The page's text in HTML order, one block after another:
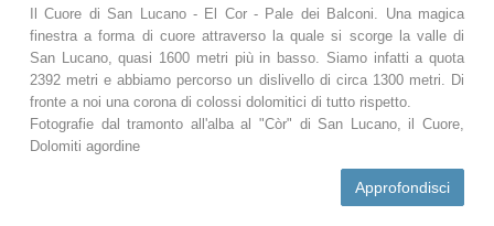
Il Cuore di San Lucano - El Cor - Pale dei Balconi. Una magica
finestra a forma di cuore attraverso la quale si scorge la valle di
San Lucano, quasi 1600 metri più in basso. Siamo infatti a quota
2392 metri e abbiamo percorso un dislivello di circa 1300 metri. Di
fronte a noi una corona di colossi dolomitici di tutto rispetto.
Fotografie dal tramonto all'alba al "Còr" di San Lucano, il Cuore,
Dolomiti agordine
Approfondisci